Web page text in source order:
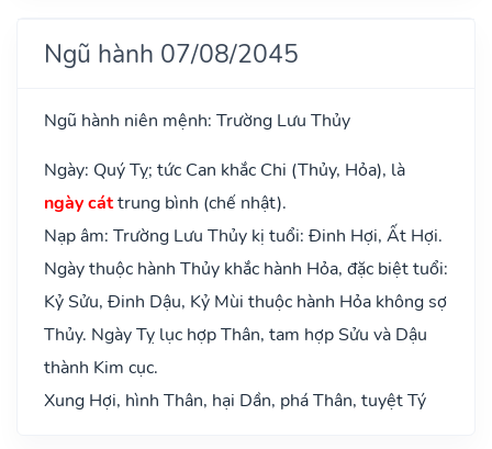
Ngũ hành 07/08/2045
Ngũ hành niên mệnh: Trường Lưu Thủy
Ngày: Quý Tỵ; tức Can khắc Chi (Thủy, Hỏa), là
ngày cáttrung bình (chế nhật).
Nạp âm: Trường Lưu Thủy kị tuổi: Đinh Hợi, Ất Hợi.
Ngày thuộc hành Thủy khắc hành Hỏa, đặc biệt tuổi:
Kỷ Sửu, Đinh Dậu, Kỷ Mùi thuộc hành Hỏa không sợ
Thủy. Ngày Tỵ lục hợp Thân, tam hợp Sửu và Dậu
thành Kim cục.
Xung Hợi, hình Thân, hại Dần, phá Thân, tuyệt Tý